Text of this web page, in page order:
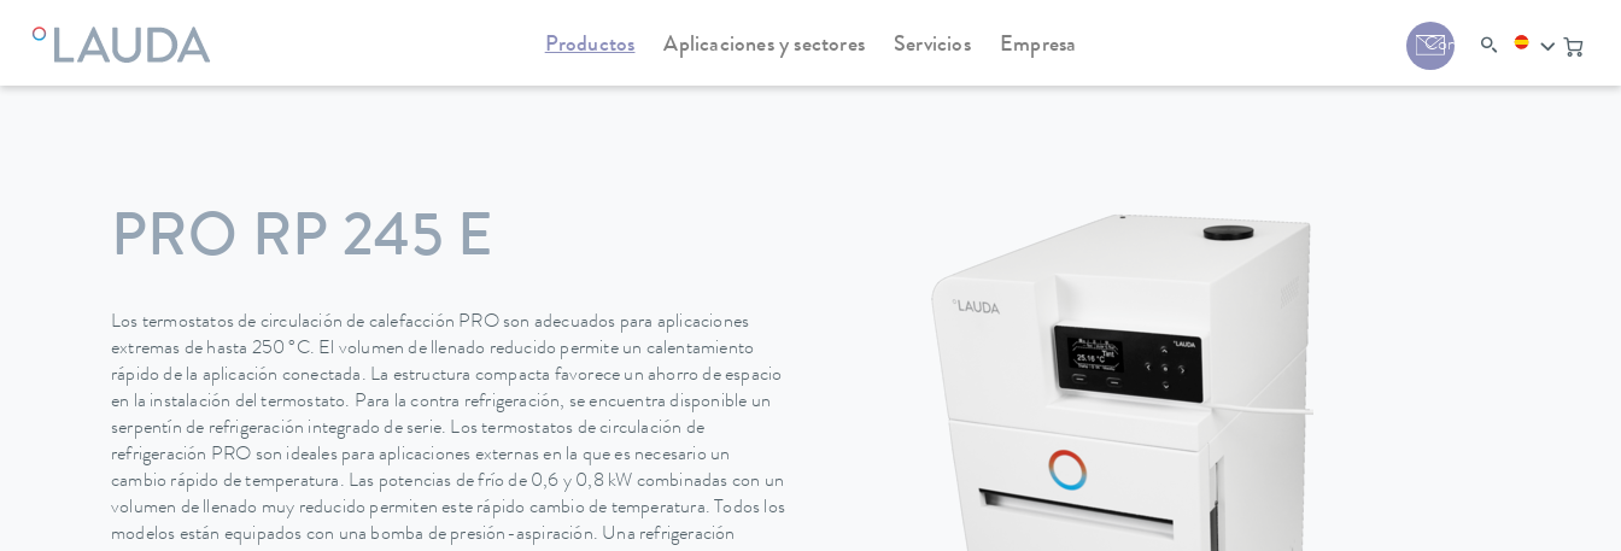
Productos Aplicaciones y sectores Servicios Empresa Contacto
LAUDA Equipos de termorregulación Termostatos de circulación y proceso PRO
PRO RP 245 E
Los termostatos de circulación de calefacción PRO son adecuados para aplicaciones
extremas de hasta 250 °C. El volumen de llenado reducido permite un calentamiento
rápido de la aplicación conectada. La estructura compacta favorece un ahorro de espacio
en la instalación del termostato. Para la contra refrigeración, se encuentra disponible un
serpentín de refrigeración integrado de serie. Los termostatos de circulación de
refrigeración PRO son ideales para aplicaciones externas en la que es necesario un
cambio rápido de temperatura. Las potencias de frío de 0,6 y 0,8 kW combinadas con un
volumen de llenado muy reducido permiten este rápido cambio de temperatura. Todos los
modelos están equipados con una bomba de presión-aspiración. Una refrigeración